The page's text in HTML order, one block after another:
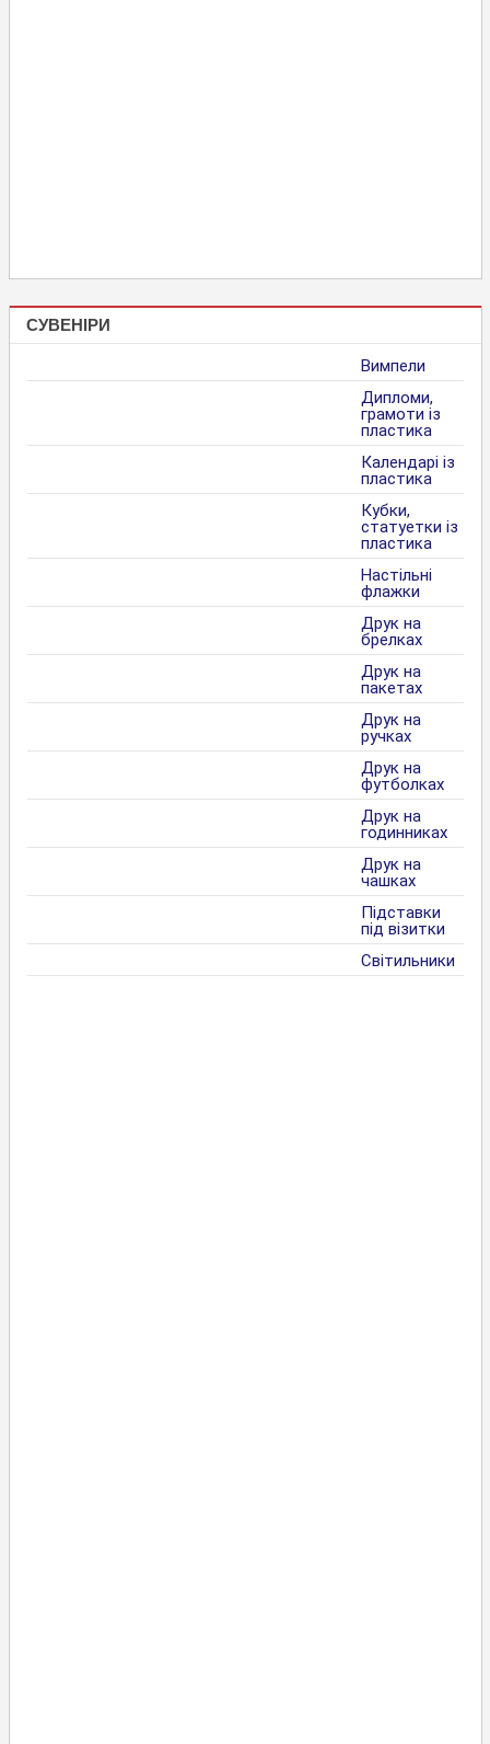
СУВЕНІРИ
Вимпели
Дипломи,
грамоти із
пластика
Календарі із
пластика
Кубки,
статуетки із
пластика
Настільні
флажки
Друк на
брелках
Друк на
пакетах
Друк на
ручках
Друк на
футболках
Друк на
годинниках
Друк на
чашках
Підставки
під візитки
Світильники